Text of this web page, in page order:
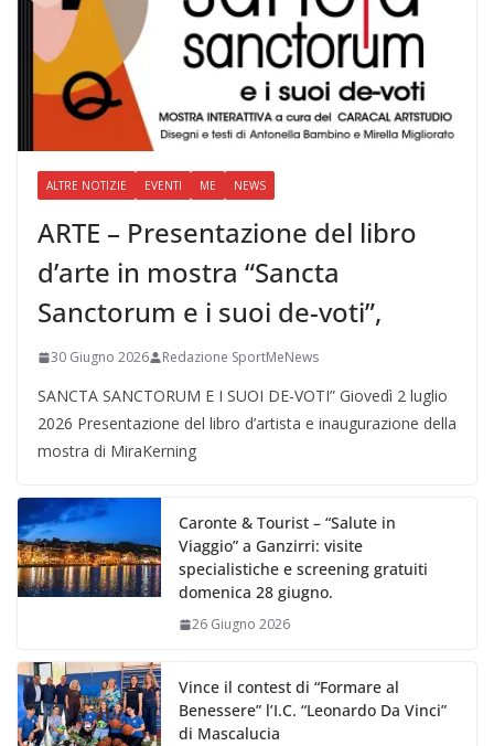
ALTRE NOTIZIE EVENTI ME NEWS
ARTE – Presentazione del libro
d’arte in mostra “Sancta
Sanctorum e i suoi de-voti”,
30 Giugno 2026 Redazione SportMeNews
SANCTA SANCTORUM E I SUOI DE-VOTI” Giovedì 2 luglio
2026 Presentazione del libro d’artista e inaugurazione della
mostra di MiraKerning
Caronte & Tourist – “Salute in
Viaggio” a Ganzirri: visite
specialistiche e screening gratuiti
domenica 28 giugno.
26 Giugno 2026
Vince il contest di “Formare al
Benessere” l’I.C. “Leonardo Da Vinci”
di Mascalucia